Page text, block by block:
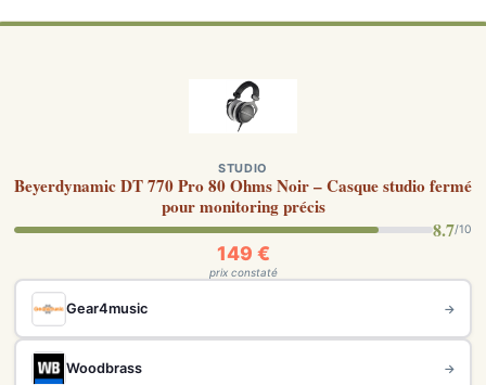
STUDIO
Beyerdynamic DT 770 Pro 80 Ohms Noir – Casque studio fermé
pour monitoring précis
8.7/10
149 €
prix constaté
Gear4music →
Woodbrass →